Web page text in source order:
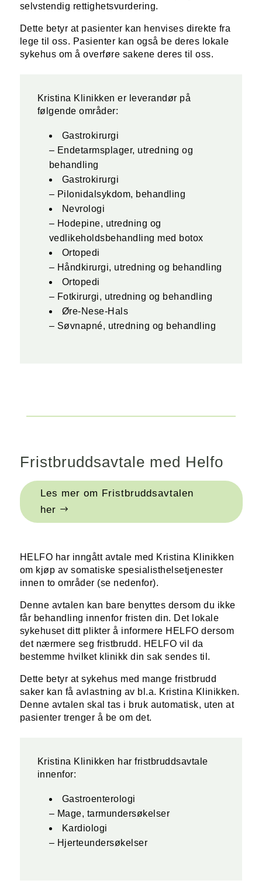
selvstendig rettighetsvurdering.
Dette betyr at pasienter kan henvises direkte fra
lege til oss. Pasienter kan også be deres lokale
sykehus om å overføre sakene deres til oss.
Kristina Klinikken er leverandør på
følgende områder:
Gastrokirurgi
– Endetarmsplager, utredning og
behandling
Gastrokirurgi
– Pilonidalsykdom, behandling
Nevrologi
– Hodepine, utredning og
vedlikeholdsbehandling med botox
Ortopedi
– Håndkirurgi, utredning og behandling
Ortopedi
– Fotkirurgi, utredning og behandling
Øre‐Nese‐Hals
– Søvnapné, utredning og behandling
Fristbruddsavtale med Helfo
Les mer om Fristbruddsavtalen
her
HELFO har inngått avtale med Kristina Klinikken
om kjøp av somatiske spesialisthelsetjenester
innen to områder (se nedenfor).
Denne avtalen kan bare benyttes dersom du ikke
får behandling innenfor fristen din. Det lokale
sykehuset ditt plikter å informere HELFO dersom
det nærmere seg fristbrudd. HELFO vil da
bestemme hvilket klinikk din sak sendes til.
Dette betyr at sykehus med mange fristbrudd
saker kan få avlastning av bl.a. Kristina Klinikken.
Denne avtalen skal tas i bruk automatisk, uten at
pasienter trenger å be om det.
Kristina Klinikken har fristbruddsavtale
innenfor:
Gastroenterologi
– Mage, tarmundersøkelser
Kardiologi
– Hjerteundersøkelser